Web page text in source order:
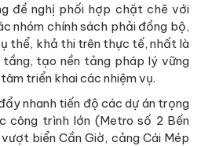
đề nghị phối hợp chặt chẽ với
nhóm chính sách phải đồng bộ,
thể, khả thi trên thực tế, nhất là
tạo nền tảng pháp lý vững
triển khai các nhiệm vụ.
nhanh tiến độ các dự án trọng
công trình lớn (Metro số 2 Bến
biển Cần Giờ, cảng Cái Mép